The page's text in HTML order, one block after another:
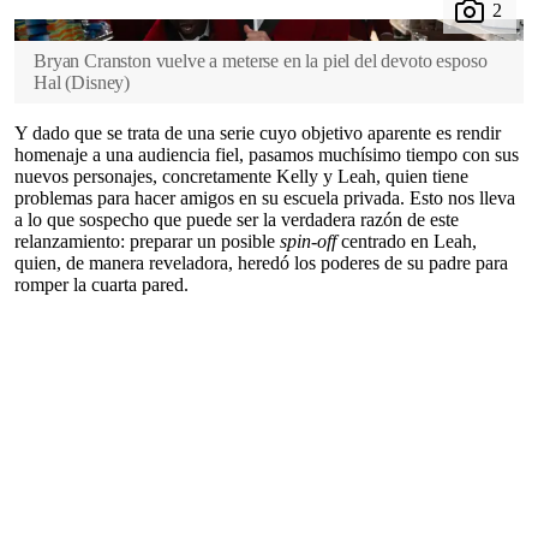
Bryan Cranston vuelve a meterse en la piel del devoto esposo
Hal (Disney)
Y dado que se trata de una serie cuyo objetivo aparente es rendir
homenaje a una audiencia fiel, pasamos muchísimo tiempo con sus
nuevos personajes, concretamente Kelly y Leah, quien tiene
problemas para hacer amigos en su escuela privada. Esto nos lleva
a lo que sospecho que puede ser la verdadera razón de este
relanzamiento: preparar un posible spin-offcentrado en Leah,
quien, de manera reveladora, heredó los poderes de su padre para
romper la cuarta pared.